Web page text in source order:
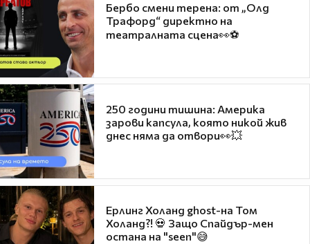
Бербо смени терена: от „Олд
Трафорд“ директно на
театралната сцена👀⚽
250 години тишина: Америка
зарови капсула, която никой жив
днес няма да отвори👀💥
Ерлинг Холанд ghost-на Том
Холанд?! 💀 Защо Спайдър-мен
остана на "seen"😅